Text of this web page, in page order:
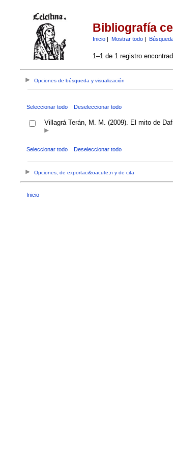
Bibliografía
Inicio| Mostrar todo|
1–1 de 1 registro
Opciones de búsqueda y visualización
Seleccionar todo Deseleccionar todo
Villagrá Terán, M. M. (2009). El mito de
Seleccionar todo Deseleccionar todo
Opciones, de exportaci&oacute;n y de cita
Inicio